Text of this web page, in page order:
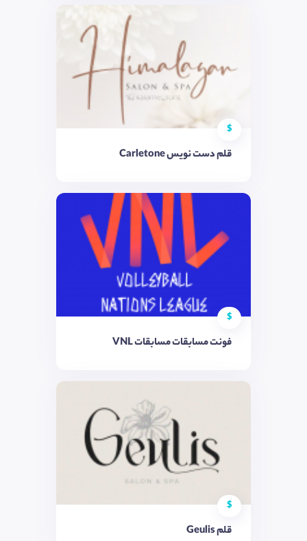
$
قلم دست نویس Carletone
$
فونت مسابقات مسابقات VNL
$
قلم Geulis